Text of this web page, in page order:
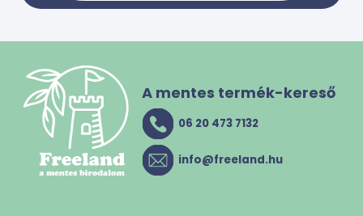
A mentes termék-kereső
06 20 473 7132
info@freeland.hu